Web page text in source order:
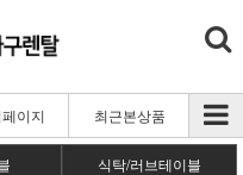
이지 최근본상품
식탁/러브테이블